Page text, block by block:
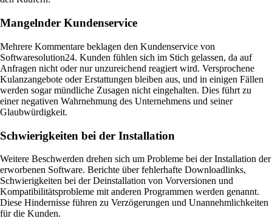
Mangelnder Kundenservice
Mehrere Kommentare beklagen den Kundenservice von
Softwaresolution24. Kunden fühlen sich im Stich gelassen, da auf
Anfragen nicht oder nur unzureichend reagiert wird. Versprochene
Kulanzangebote oder Erstattungen bleiben aus, und in einigen Fällen
werden sogar mündliche Zusagen nicht eingehalten. Dies führt zu
einer negativen Wahrnehmung des Unternehmens und seiner
Glaubwürdigkeit.
Schwierigkeiten bei der Installation
Weitere Beschwerden drehen sich um Probleme bei der Installation der
erworbenen Software. Berichte über fehlerhafte Downloadlinks,
Schwierigkeiten bei der Deinstallation von Vorversionen und
Kompatibilitätsprobleme mit anderen Programmen werden genannt.
Diese Hindernisse führen zu Verzögerungen und Unannehmlichkeiten
für die Kunden.